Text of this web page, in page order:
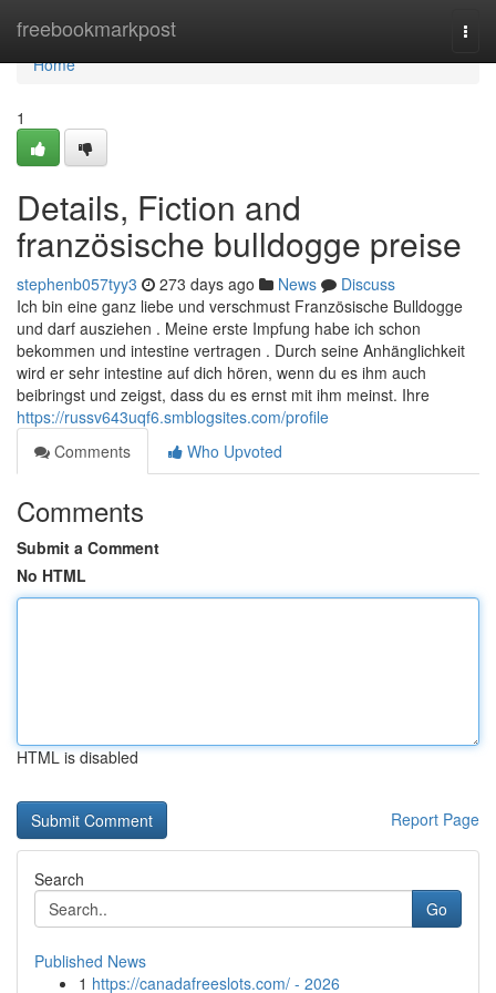
freebookmarkpost
Home
Home
1
Details, Fiction and
französische bulldogge preise
stephenb057tyy3 273 days ago News
Discuss
Ich bin eine ganz liebe und verschmust Französische Bulldogge
und darf ausziehen . Meine erste Impfung habe ich schon
bekommen und intestine vertragen . Durch seine Anhänglichkeit
wird er sehr intestine auf dich hören, wenn du es ihm auch
beibringst und zeigst, dass du es ernst mit ihm meinst. Ihre
https://russv643uqf6.smblogsites.com/profile
Comments
Who Upvoted
Comments
Submit a Comment
No HTML
HTML is disabled
Report Page
Search
Go
Published News
1 https://canadafreeslots.com/ - 2026